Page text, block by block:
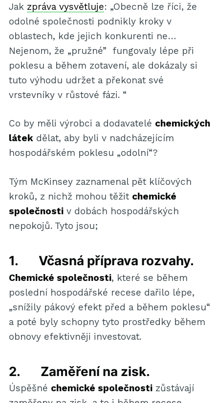
Jak zpráva vysvětluje: „Obecně lze říci, že
odolné společnosti podnikly kroky v
oblastech, kde jejich konkurenti ne…
Nejenom, že „pružné” fungovaly lépe při
poklesu a během zotavení, ale dokázaly si
tuto výhodu udržet a překonat své
vrstevníky v růstové fázi. “
Co by měli výrobci a dodavatelé chemických
látekdělat, aby byli v nadcházejícím
hospodářském poklesu „odolní“?
Tým McKinsey zaznamenal pět klíčových
kroků, z nichž mohou těžit chemické
společnostiv dobách hospodářských
nepokojů. Tyto jsou;
1. Včasná příprava rozvahy.
Chemické společnosti, které se během
poslední hospodářské recese dařilo lépe,
„snížily pákový efekt před a během poklesu“
a poté byly schopny tyto prostředky během
obnovy efektivněji investovat.
2. Zaměření na zisk.
Úspěšné chemické společnostizůstávají